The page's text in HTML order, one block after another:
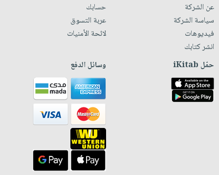
عن الشركة
سياسة الشركة
فيديوهات
انشر كتابك
حسابك
عربة التسوق
لائحة الأمنيات
حمّل iKitab وسائل الدفع